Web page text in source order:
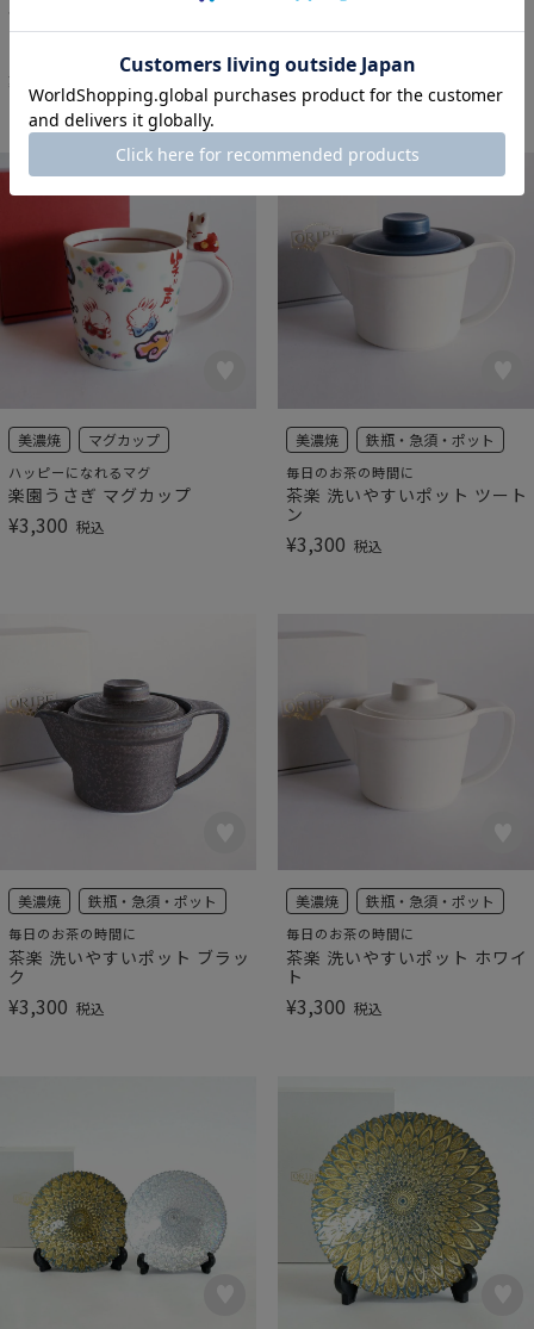
ラス
DESIGN ART あまご
¥ 5,500 税込
来福梅 三吉 マグカップ
¥3,300
美濃焼 マグカップ
ハッピーになれるマグ
楽園うさぎ マグカップ
¥3,300 税込
美濃焼 鉄瓶・急須・ポット
毎日のお茶の時間に
茶楽 洗いやすいポット ツート
ン
¥3,300 税込
美濃焼 鉄瓶・急須・ポット
毎日のお茶の時間に
茶楽 洗いやすいポット ブラッ
ク
¥3,300 税込
美濃焼 鉄瓶・急須・ポット
毎日のお茶の時間に
茶楽 洗いやすいポット ホワイ
ト
¥3,300 税込